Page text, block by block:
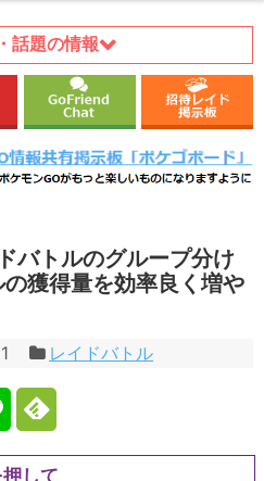
話題の情報
バトルのグループ分け
獲得量を効率良く増や
レイドバトル
して